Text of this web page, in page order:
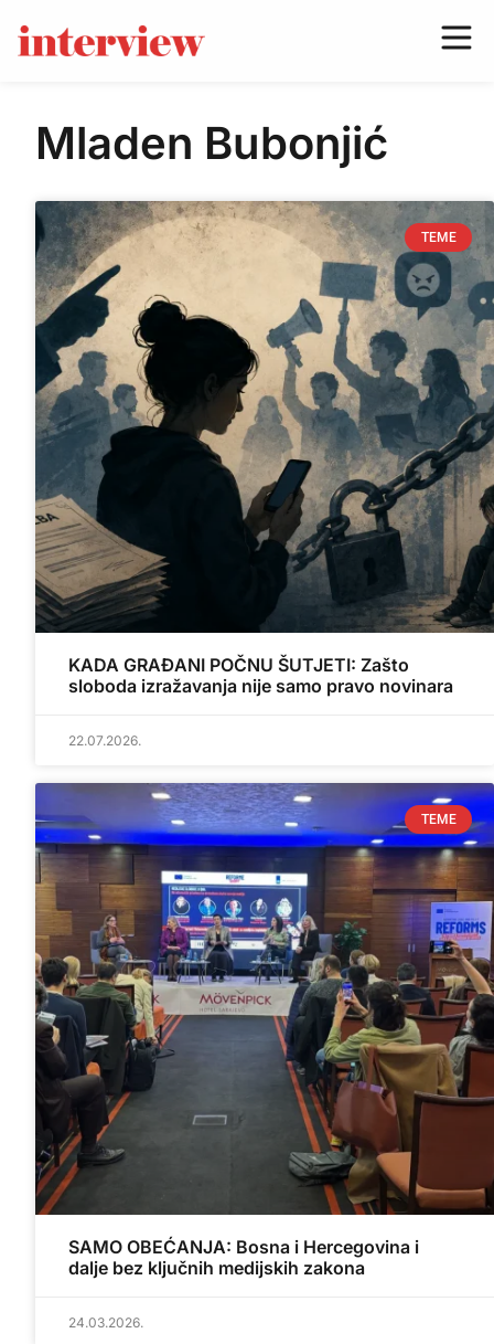
Mladen Bubonjić
TEME
KADA GRAĐANI POČNU ŠUTJETI: Zašto
sloboda izražavanja nije samo pravo novinara
22.07.2026.
TEME
SAMO OBEĆANJA: Bosna i Hercegovina i
dalje bez ključnih medijskih zakona
24.03.2026.